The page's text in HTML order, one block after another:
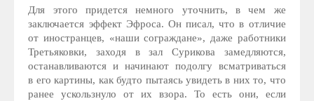
Для этого придется немного уточнить, в чем же
заключается эффект Эфроса. Он писал, что в отличие
от иностранцев, «наши сограждане», даже работники
Третьяковки, заходя в зал Сурикова замедляются,
останавливаются и начинают подолгу всматриваться
в его картины, как будто пытаясь увидеть в них то, что
ранее ускользнуло от их взора. То есть они, если